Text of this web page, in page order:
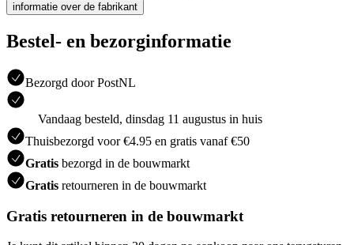
informatie over de fabrikant
Bestel- en bezorginformatie
Bezorgd door PostNL
Vandaag besteld, dinsdag 11 augustus in huis
Thuisbezorgd voor €4.95 en gratis vanaf €50
Gratis bezorgd in de bouwmarkt
Gratis retourneren in de bouwmarkt
Gratis retourneren in de bouwmarkt